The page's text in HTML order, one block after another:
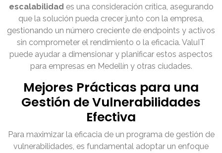
escalabilidad es una consideración crítica, asegurando
que la solución pueda crecer junto con la empresa,
gestionando un número creciente de endpoints y activos
sin comprometer el rendimiento o la eficacia. ValuIT
puede ayudar a dimensionar y planificar estos aspectos
para empresas en Medellín y otras ciudades.
Mejores Prácticas para una
Gestión de Vulnerabilidades
Efectiva
Para maximizar la eficacia de un programa de gestión de
vulnerabilidades, es fundamental adoptar un enfoque